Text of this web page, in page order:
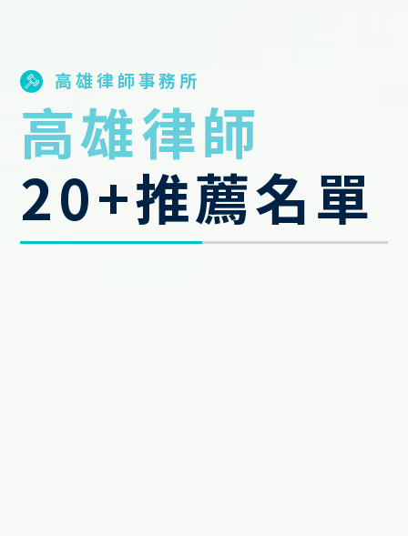
高雄律師事務所
高雄律師
20+推薦名單